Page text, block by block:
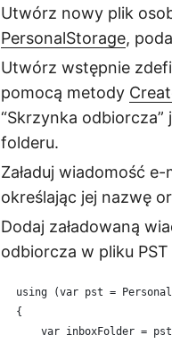
Utwórz nowy plik
PersonalStorage,
Utwórz wstępnie
pomocą metody
“Skrzynka
folderu.
Załaduj wiadomość
określając jej nazwę
Dodaj załadowaną
odbiorcza w pliku
using (var pst =
{
var inboxFolder =